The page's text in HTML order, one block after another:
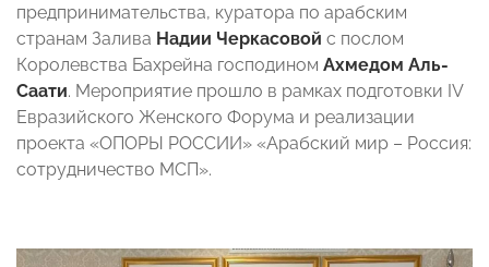
предпринимательства, куратора по арабским
странам Залива Надии Черкасовой с послом
Королевства Бахрейна господином Ахмедом Аль-
Саати. Мероприятие прошло в рамках подготовки IV
Евразийского Женского Форума и реализации
проекта «ОПОРЫ РОССИИ» «Арабский мир – Россия:
сотрудничество МСП».